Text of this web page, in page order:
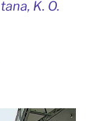
K. O.